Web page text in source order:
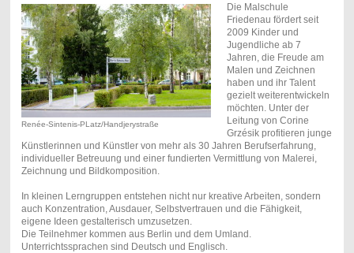
Renée-Sintenis-PLatz/Handjerystraße
Die Malschule
Friedenau fördert seit
2009 Kinder und
Jugendliche ab 7
Jahren, die Freude am
Malen und Zeichnen
haben und ihr Talent
gezielt weiterentwickeln
möchten. Unter der
Leitung von Corine
Grzésik profitieren junge
Künstlerinnen und Künstler von mehr als 30 Jahren Berufserfahrung,
individueller Betreuung und einer fundierten Vermittlung von Malerei,
Zeichnung und Bildkomposition.
In kleinen Lerngruppen entstehen nicht nur kreative Arbeiten, sondern
auch Konzentration, Ausdauer, Selbstvertrauen und die Fähigkeit,
eigene Ideen gestalterisch umzusetzen.
Die Teilnehmer kommen aus Berlin und dem Umland.
Unterrichtssprachen sind Deutsch und Englisch.